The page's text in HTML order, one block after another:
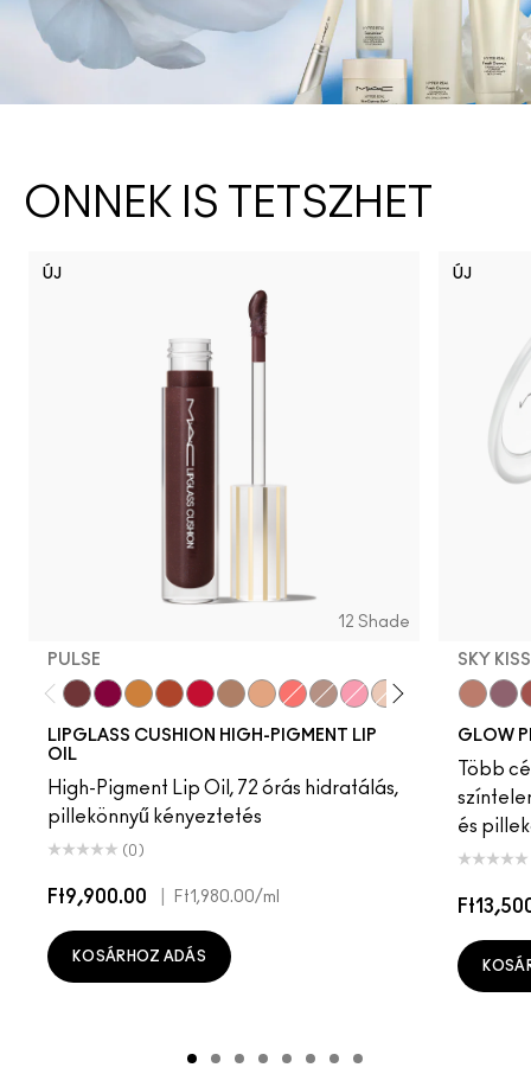
ÖNNEK IS TETSZHET
ÚJ
12 Shade
PULSE
LIPGLASS CUSHION HIGH-PIGMENT LIP
OIL
High-Pigment Lip Oil, 72 órás hidratálás,
pillekönnyű kényeztetés
(0)
Ft9,900.00 Ft1,980.00/ml
KOSÁRHOZ ADÁS
ÚJ
SKY
GLOW
Több
és